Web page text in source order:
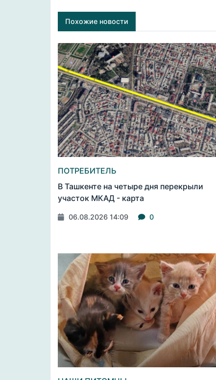
Похожие новости
ПОТРЕБИТЕЛЬ
В Ташкенте на четыре дня перекрыли
участок МКАД - карта
06.08.2026 14:09 0